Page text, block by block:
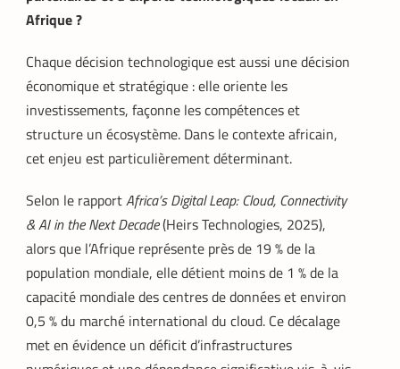
Afrique ?
Chaque décision technologique est aussi une décision
économique et stratégique : elle oriente les
investissements, façonne les compétences et
structure un écosystème. Dans le contexte africain,
cet enjeu est particulièrement déterminant.
Selon le rapportAfrica’s Digital Leap: Cloud, Connectivity
& AI in the Next Decade(Heirs Technologies, 2025),
alors que l’Afrique représente près de 19 % de la
population mondiale, elle détient moins de 1 % de la
capacité mondiale des centres de données et environ
0,5 % du marché international du cloud. Ce décalage
met en évidence un déficit d’infrastructures